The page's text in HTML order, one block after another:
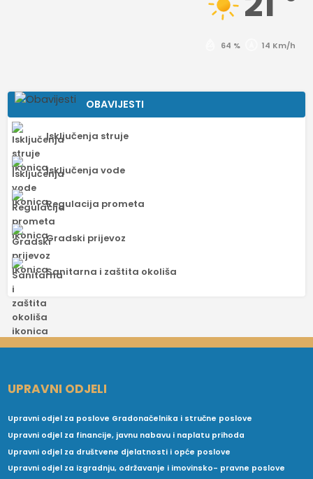
64 % 14 Km/h
OBAVIJESTI
Isključenja struje
Isključenja vode
Regulacija prometa
Gradski prijevoz
Sanitarna i zaštita okoliša
UPRAVNI ODJELI
Upravni odjel za poslove Gradonačelnika i stručne poslove
Upravni odjel za financije, javnu nabavu i naplatu prihoda
Upravni odjel za društvene djelatnosti i opće poslove
Upravni odjel za izgradnju, održavanje i imovinsko- pravne poslove